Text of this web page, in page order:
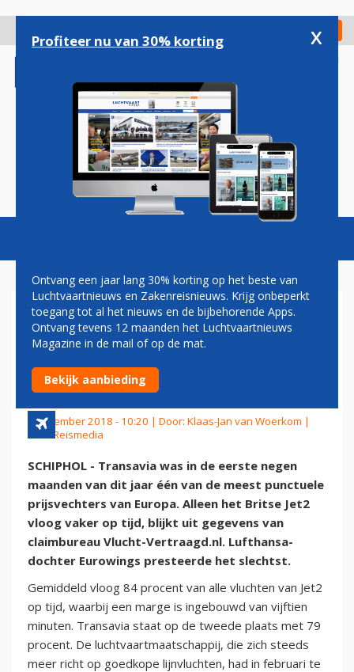
gaan
Check in
Magazine Podcasts Vacatures
TRANSAVIA BIJ MEEST
STIPTE EUROPESE
PRIJSVECHTERS
5 december 2018 - 10:20 | Door: Klaas-Jan van Woerkom |
Foto: Reismedia
SCHIPHOL - Transavia was in de eerste negen
maanden van dit jaar één van de meest punctuele
prijsvechters van Europa. Alleen het Britse Jet2
vloog vaker op tijd, blijkt uit gegevens van
claimbureau Vlucht-Vertraagd.nl. Lufthansa-
dochter Eurowings presteerde het slechtst.
Gemiddeld vloog 84 procent van alle vluchten van Jet2
op tijd, waarbij een marge is ingebouwd van vijftien
minuten. Transavia staat op de tweede plaats met 79
procent. De luchtvaartmaatschappij, die zich steeds
meer richt op goedkope lijnvluchten, had in februari te
Profiteer nu van 30% korting x
Ontvang een jaar lang 30% korting op het beste van
Luchtvaartnieuws en Zakenreisnieuws. Krijg onbeperkt
toegang tot al het nieuws en de bijbehorende Apps.
Ontvang tevens 12 maanden het Luchtvaartnieuws
Magazine in de mail of op de mat.
Bekijk aanbieding